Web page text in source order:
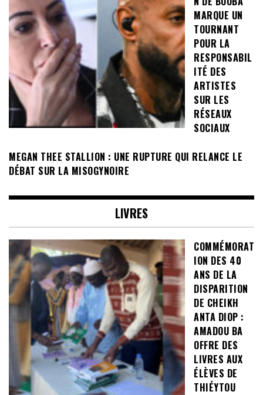
MARQUE UN
TOURNANT
POUR LA
RESPONSABIL
ITÉ DES
ARTISTES
SUR LES
RÉSEAUX
SOCIAUX
MEGAN THEE STALLION : UNE RUPTURE QUI RELANCE LE
DÉBAT SUR LA MISOGYNOIRE
LIVRES
COMMÉMORAT
ION DES 40
ANS DE LA
DISPARITION
DE CHEIKH
ANTA DIOP :
AMADOU BA
OFFRE DES
LIVRES AUX
ÉLÈVES DE
THIÉYTOU